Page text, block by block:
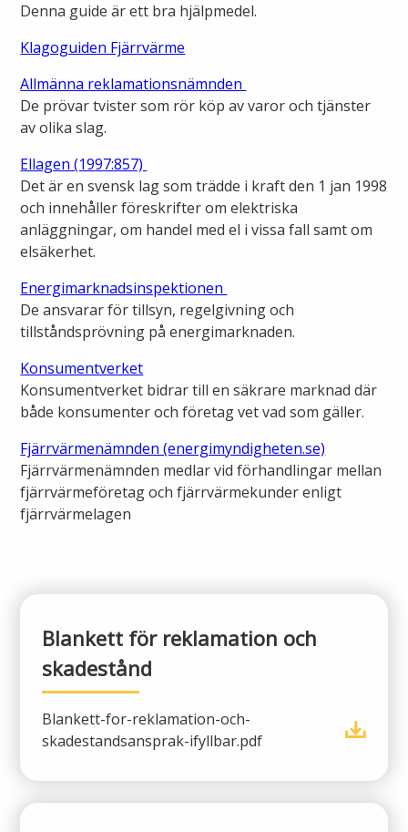
Denna guide är ett bra hjälpmedel.
Klagoguiden Fjärrvärme
Allmänna reklamationsnämnden
De prövar tvister som rör köp av varor och tjänster
av olika slag.
Ellagen (1997:857)
Det är en svensk lag som trädde i kraft den 1 jan 1998
och innehåller föreskrifter om elektriska
anläggningar, om handel med el i vissa fall samt om
elsäkerhet.
Energimarknadsinspektionen
De ansvarar för tillsyn, regelgivning och
tillståndsprövning på energimarknaden.
Konsumentverket
Konsumentverket bidrar till en säkrare marknad där
både konsumenter och företag vet vad som gäller.
Fjärrvärmenämnden (energimyndigheten.se)
Fjärrvärmenämnden medlar vid förhandlingar mellan
fjärrvärmeföretag och fjärrvärmekunder enligt
fjärrvärmelagen
Blankett för reklamation och
skadestånd
Blankett-for-reklamation-och-
skadestandsansprak-ifyllbar.pdf